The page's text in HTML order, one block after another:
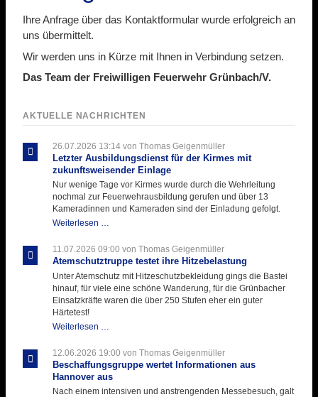
Ihre Anfrage über das Kontaktformular wurde erfolgreich an
uns übermittelt.
Wir werden uns in Kürze mit Ihnen in Verbindung setzen.
Das Team der Freiwilligen Feuerwehr Grünbach/V.
AKTUELLE NACHRICHTEN
26.07.2026 13:14von Thomas Geigenmüller
Letzter Ausbildungsdienst für der Kirmes mit
zukunftsweisender Einlage
Nur wenige Tage vor Kirmes wurde durch die Wehrleitung
nochmal zur Feuerwehrausbildung gerufen und über 13
Kameradinnen und Kameraden sind der Einladung gefolgt.
Weiterlesen …
für
der
11.07.2026 09:00 von Thomas Geigenmüller
Atemschutztruppe testet ihre Hitzebelastung
Unter Atemschutz mit Hitzeschutzbekleidung gings die Bastei
hinauf, für viele eine schöne Wanderung, für die Grünbacher
Einsatzkräfte waren die über 250 Stufen eher ein guter
Härtetest!
Weiterlesen …
ihre
Hitzebelastung
12.06.2026 19:00 von Thomas Geigenmüller
Beschaffungsgruppe wertet Informationen aus
Hannover aus
Nach einem intensiven und anstrengenden Messebesuch, galt